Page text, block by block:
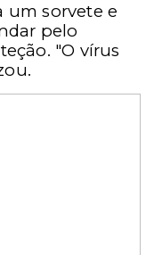
um sorvete e
pelo
"O vírus